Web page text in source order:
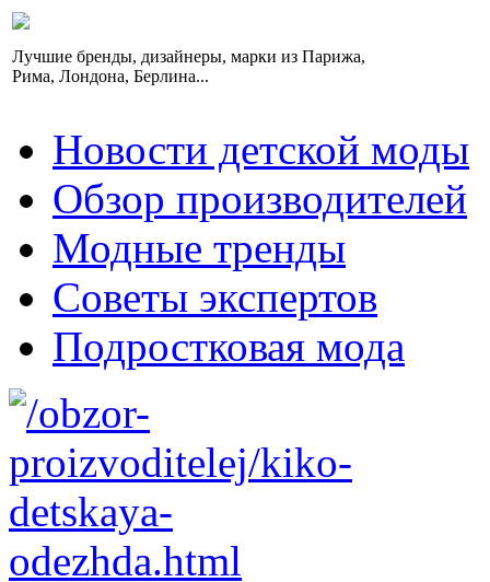
Лучшие бренды, дизайнеры, марки из Парижа,
Рима, Лондона, Берлина...
Новости детской моды
Обзор производителей
Модные тренды
Советы экспертов
Подростковая мода